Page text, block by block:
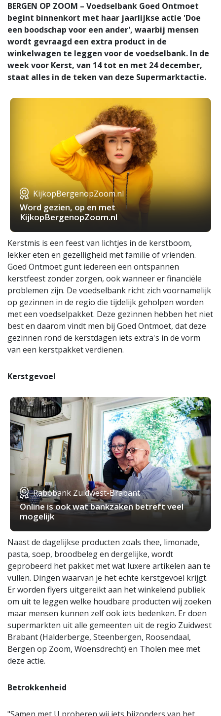
BERGEN OP ZOOM – Voedselbank Goed Ontmoet
begint binnenkort met haar jaarlijkse actie 'Doe
een boodschap voor een ander', waarbij mensen
wordt gevraagd een extra product in de
winkelwagen te leggen voor de voedselbank. In de
week voor Kerst, van 14 tot en met 24 december,
staat alles in de teken van deze Supermarktactie.
KijkopBergenopZoom.nl
Word gezien, op en met
KijkopBergenopZoom.nl
Kerstmis is een feest van lichtjes in de kerstboom,
lekker eten en gezelligheid met familie of vrienden.
Goed Ontmoet gunt iedereen een ontspannen
kerstfeest zonder zorgen, ook wanneer er financiële
problemen zijn. De voedselbank richt zich voornamelijk
op gezinnen in de regio die tijdelijk geholpen worden
met een voedselpakket. Deze gezinnen hebben het niet
best en daarom vindt men bij Goed Ontmoet, dat deze
gezinnen rond de kerstdagen iets extra's in de vorm
van een kerstpakket verdienen.
Kerstgevoel
Rabobank Zuidwest-Brabant
Online is ook wat bankzaken betreft veel
mogelijk
Naast de dagelijkse producten zoals thee, limonade,
pasta, soep, broodbeleg en dergelijke, wordt
geprobeerd het pakket met wat luxere artikelen aan te
vullen. Dingen waarvan je het echte kerstgevoel krijgt.
Er worden flyers uitgereikt aan het winkelend publiek
om uit te leggen welke houdbare producten wij zoeken
maar mensen kunnen zelf ook iets bedenken. Er doen
supermarkten uit alle gemeenten uit de regio Zuidwest
Brabant (Halderberge, Steenbergen, Roosendaal,
Bergen op Zoom, Woensdrecht) en Tholen mee met
deze actie.
Betrokkenheid